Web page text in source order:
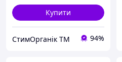
Купити
СтимОрганік ТМ 94%